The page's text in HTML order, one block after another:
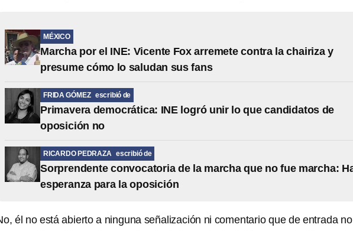
MÉXICO
Marcha por el INE: Vicente Fox arremete contra la chairiza y
presume cómo lo saludan sus fans
FRIDA GÓMEZ escribió de
Primavera democrática: INE logró unir lo que candidatos de
oposición no
RICARDO PEDRAZA escribió de
Sorprendente convocatoria de la marcha que no fue marcha:
esperanza para la oposición
él no está abierto a ninguna señalización ni comentario que de entrada